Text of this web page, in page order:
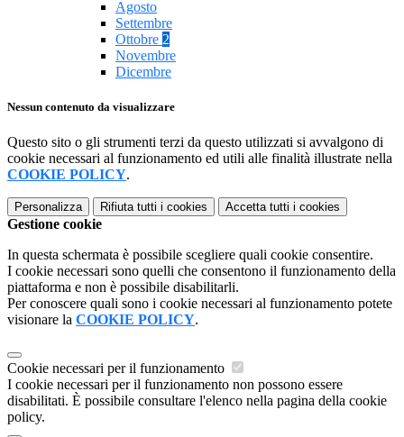
Agosto
Settembre
Ottobre 2
Novembre
Dicembre
Nessun contenuto da visualizzare
Questo sito o gli strumenti terzi da questo utilizzati si avvalgono di
cookie necessari al funzionamento ed utili alle finalità illustrate nella
COOKIE POLICY.
Personalizza Rifiuta tutti i cookies Accetta tutti i cookies
Gestione cookie
In questa schermata è possibile scegliere quali cookie consentire.
I cookie necessari sono quelli che consentono il funzionamento della
piattaforma e non è possibile disabilitarli.
Per conoscere quali sono i cookie necessari al funzionamento potete
visionare la COOKIE POLICY.
Cookie necessari per il funzionamento
I cookie necessari per il funzionamento non possono essere
disabilitati. È possibile consultare l'elenco nella pagina della cookie
policy.